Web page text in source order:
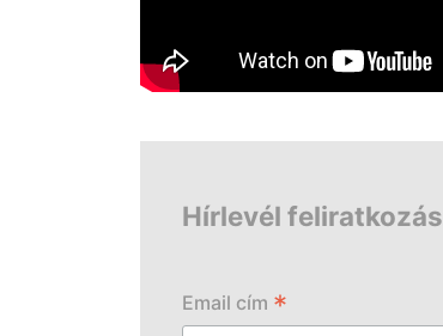
Hírlevél feliratkozás
Email cím *